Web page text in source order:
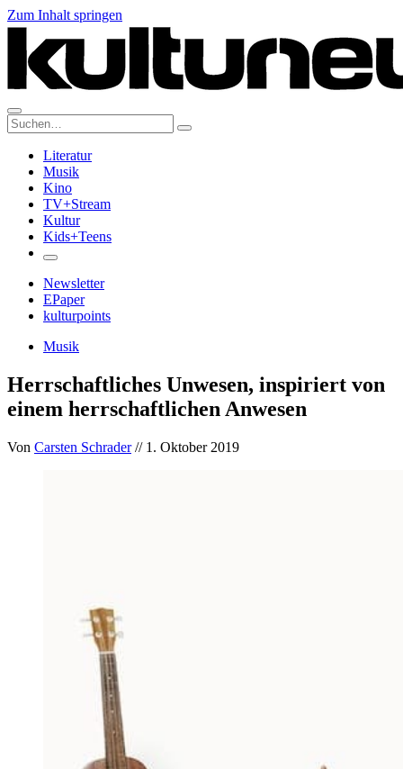
Zum Inhalt springen
Suche:
Literatur
Musik
Kino
TV+Stream
Kultur
Kids+Teens
Newsletter
EPaper
kulturpoints
Musik
Herrschaftliches Unwesen, inspiriert von
einem herrschaftlichen Anwesen
Von Carsten Schrader// 1. Oktober 2019